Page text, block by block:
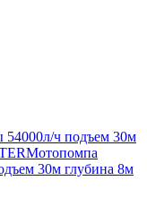
54000л/ч подъем 30м
Мотопомпа
30м глубина 8м